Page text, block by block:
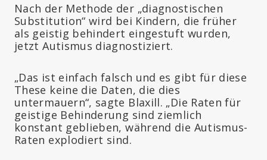
Nach der Methode der „diagnostischen
Substitution“ wird bei Kindern, die früher
als geistig behindert eingestuft wurden,
jetzt Autismus diagnostiziert.
„Das ist einfach falsch und es gibt für diese
These keine die Daten, die dies
untermauern“, sagte Blaxill. „Die Raten für
geistige Behinderung sind ziemlich
konstant geblieben, während die Autismus-
Raten explodiert sind.